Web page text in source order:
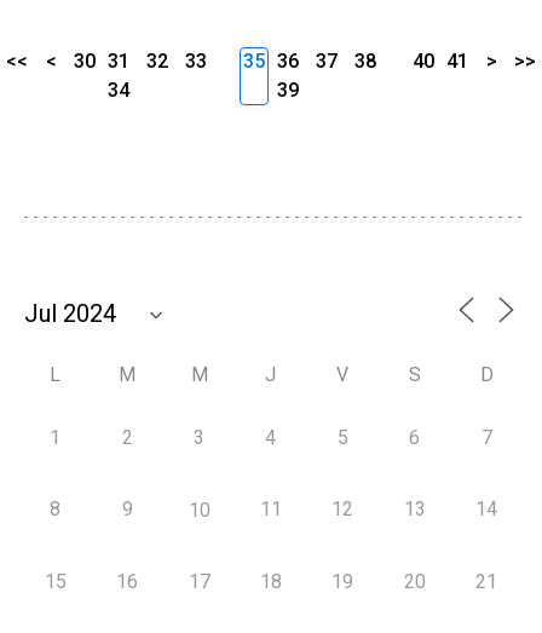
<< < 30 31 32
33
34
35 36 37
38
39
40 41 > >>
L M M J V S D
1 2 3 4 5 6 7
8 9 10 11 12 13 14
15 16 17 18 19 20 21